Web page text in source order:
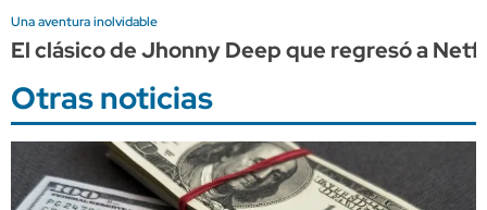
Una aventura inolvidable
El clásico de Jhonny Deep que regresó a
Otras noticias